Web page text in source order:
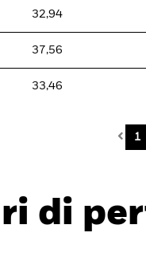
32,94
37,56
33,46
1
di